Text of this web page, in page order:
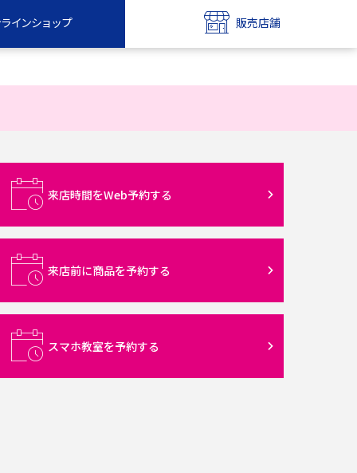
インショップ 販売店舗
ショップ 販売店舗
来店時間をWeb予約する
来店前に商品を予約する
スマホ教室を予約する